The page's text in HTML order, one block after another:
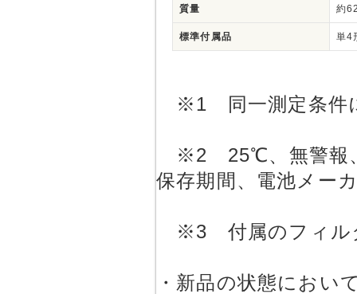
質量 約
標準付属品 単4
※1 同一測定条件
※2 25℃、無警報、
保存期間、電池メー
※3 付属のフィル
・新品の状態におい